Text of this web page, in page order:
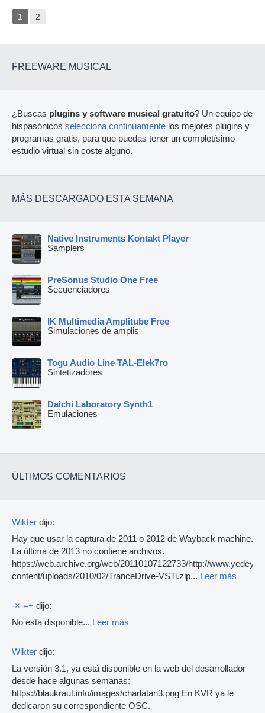
1 2
FREEWARE MUSICAL
¿Buscas plugins y software musical gratuito? Un equipo de
hispasónicos selecciona continuamente los mejores plugins y
programas gratis, para que puedas tener un completísimo
estudio virtual sin coste alguno.
MÁS DESCARGADO ESTA SEMANA
Native Instruments Kontakt Player
Samplers
PreSonus Studio One Free
Secuenciadores
IK Multimedia Amplitube Free
Simulaciones de amplis
Togu Audio Line TAL-Elek7ro
Sintetizadores
Daichi Laboratory Synth1
Emulaciones
ÚLTIMOS COMENTARIOS
Wikter dijo:
Hay que usar la captura de 2011 o 2012 de Wayback machine.
La última de 2013 no contiene archivos.
https://web.archive.org/web/20110107122733/http://
content/uploads/2010/02/TranceDrive-VSTi.zip... Leer más
-×-=+ dijo:
No esta disponible... Leer más
Wikter dijo:
La versión 3.1, ya está disponible en la web del desarrollador
desde hace algunas semanas:
https://blaukraut.info/images/charlatan3.png En KVR ya le
dedicaron su correspondiente OSC.